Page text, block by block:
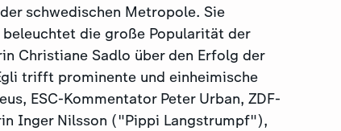
schwedischen Metropole. Sie
die große Popularität der
Christiane Sadlo über den Erfolg der
trifft prominente und einheimische
ESC-Kommentator Peter Urban, ZDF-
Inger Nilsson ("Pippi Langstrumpf"),